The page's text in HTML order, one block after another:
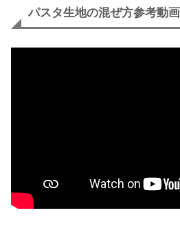
パスタ生地の混ぜ方参考動画